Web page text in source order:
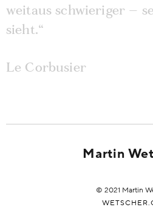
weitaus schwieriger –
sieht.“
Le Corbusier
Martin
© 2021 Martin